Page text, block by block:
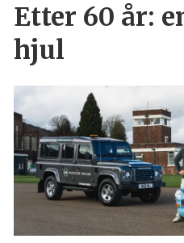
Etter 60 år:
hjul